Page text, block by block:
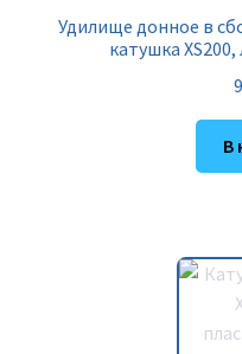
Удилище донное в
катушка
В